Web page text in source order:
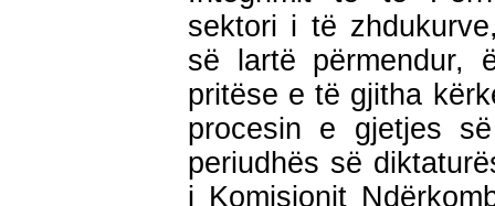
sektori i të
së lartë përmendur,
pritëse e të gjitha
procesin e gjetjes
periudhës së
i Komisionit